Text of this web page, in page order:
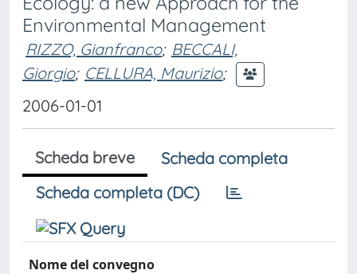
Environmental Management
RIZZO, Gianfranco; BECCALI,
Giorgio; CELLURA, Maurizio;
2006-01-01
Scheda breve
Scheda completa
Scheda completa (DC)
Nome del convegno